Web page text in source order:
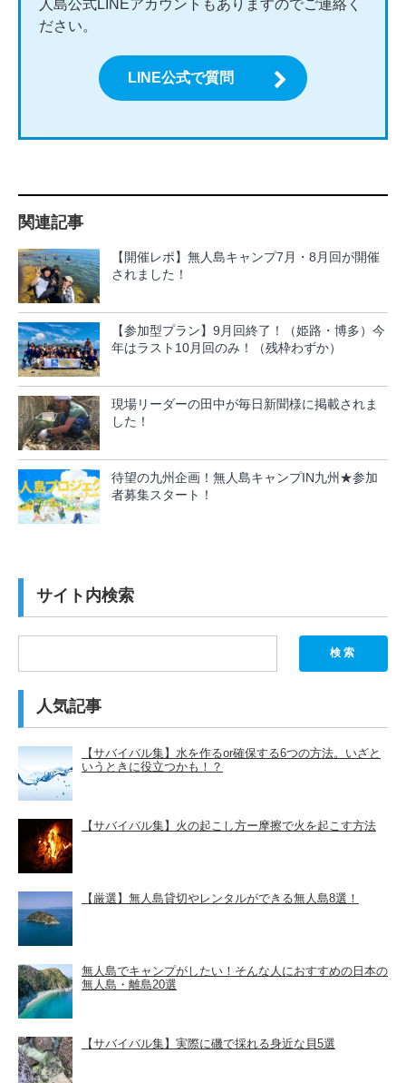
人島公式LINEアカウントもありますのでご連絡く
ださい。
LINE公式で質問
関連記事
【開催レポ】無人島キャンプ7月・8月回が開催
されました！
【参加型プラン】9月回終了！（姫路・博多）今
年はラスト10月回のみ！（残枠わずか）
現場リーダーの田中が毎日新聞様に掲載されま
した！
待望の九州企画！無人島キャンプIN九州★参加
者募集スタート！
サイト内検索
検索
人気記事
【サバイバル集】水を作るor確保する6つの方法。いざと
いうときに役立つかも！？
【サバイバル集】火の起こし方ー摩擦で火を起こす方法
【厳選】無人島貸切やレンタルができる無人島8選！
無人島でキャンプがしたい！そんな人におすすめの日本の
無人島・離島20選
【サバイバル集】実際に磯で採れる身近な貝5選